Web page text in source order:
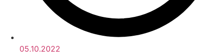
05.10.2022